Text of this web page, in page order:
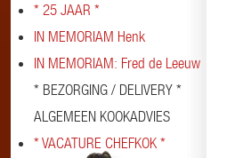
* 25 JAAR *
IN MEMORIAM Henk
IN MEMORIAM: Fred de Leeuw
* BEZORGING / DELIVERY *
ALGEMEEN KOOKADVIES
* VACATURE CHEFKOK *